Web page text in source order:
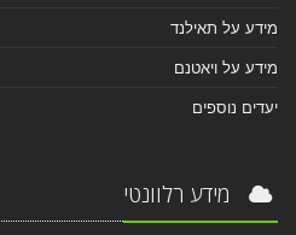
מידע על תאילנד
מידע על ויאטנם
יעדים נוספים
מידע רלוונטי